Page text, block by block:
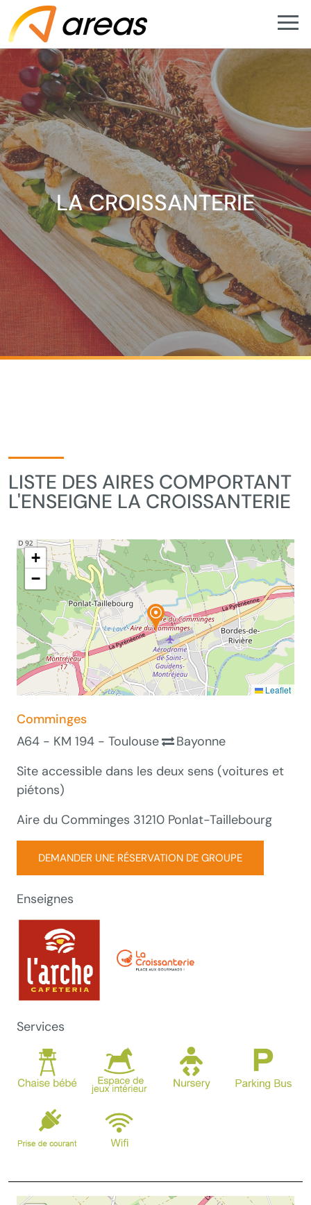
LA CROISSANTERIE
LISTE DES AIRES COMPORTANT
L'ENSEIGNE LA CROISSANTERIE
+
−
Leaflet
Comminges
A64 - KM 194 - Toulouse
Bayonne
Site accessible dans les deux sens (voitures et
piétons)
Aire du Comminges 31210 Ponlat-Taillebourg
DEMANDER UNE RÉSERVATION DE GROUPE
Enseignes
Services